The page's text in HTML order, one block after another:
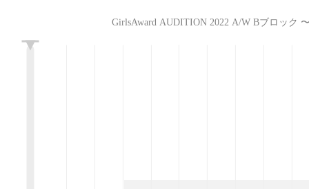
GirlsAward AUDITION 2022 A/W Bブロック